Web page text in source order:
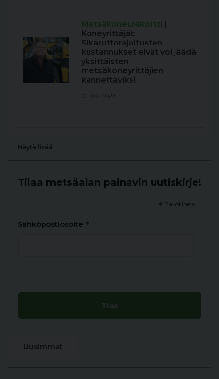
Metsäkoneurakointi
Koneyrittäjät:
Sikaruttorajoitusten
kustannukset eivät voi jäädä
yksittäisten
metsäkoneyrittäjien
kannettaviksi
04.08.2026
Näytä lisää
Tilaa metsäalan painavin uutiskirje!
* Pakollinen
Sähköpostiosoite *
Uusimmat